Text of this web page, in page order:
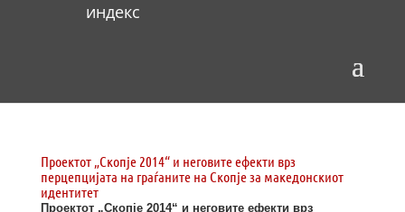
индекс
Проектот „Скопје 2014“ и неговите ефекти врз
перцепцијата на граѓаните на Скопје за македонскиот
идентитет
Проектот „Скопје 2014“ и неговите ефекти врз